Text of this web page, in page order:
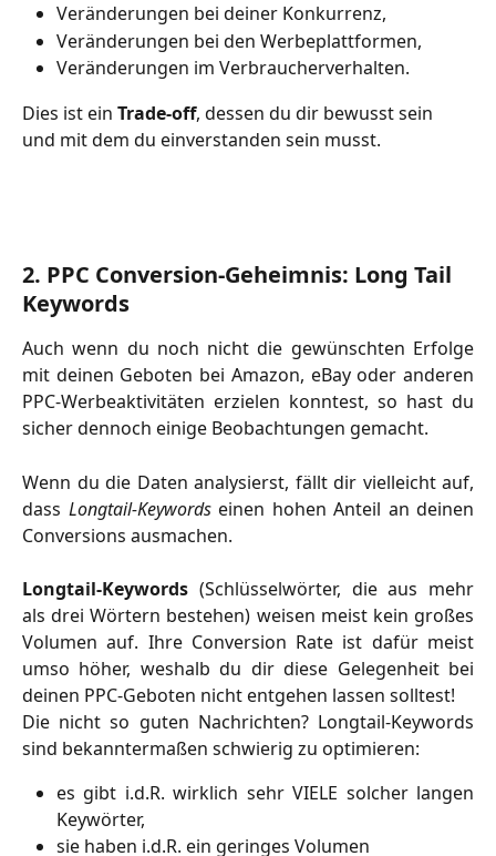
Veränderungen bei deiner Konkurrenz,
Veränderungen bei den Werbeplattformen,
Veränderungen im Verbraucherverhalten.
Dies ist ein Trade-off, dessen du dir bewusst sein
und mit dem du einverstanden sein musst.
2. PPC Conversion-Geheimnis: Long Tail
Keywords
Auch wenn du noch nicht die gewünschten Erfolge
mit deinen Geboten bei Amazon, eBay oder anderen
PPC-Werbeaktivitäten erzielen konntest, so hast du
sicher dennoch einige Beobachtungen gemacht.
Wenn du die Daten analysierst, fällt dir vielleicht auf,
dass Longtail-Keywordseinen hohen Anteil an deinen
Conversions ausmachen.
Longtail-Keywords (Schlüsselwörter, die aus mehr
als drei Wörtern bestehen) weisen meist kein großes
Volumen auf. Ihre Conversion Rate ist dafür meist
umso höher, weshalb du dir diese Gelegenheit bei
deinen PPC-Geboten nicht entgehen lassen solltest!
Die nicht so guten Nachrichten? Longtail-Keywords
sind bekanntermaßen schwierig zu optimieren:
es gibt i.d.R. wirklich sehr VIELE solcher langen
Keywörter,
sie haben i.d.R. ein geringes Volumen